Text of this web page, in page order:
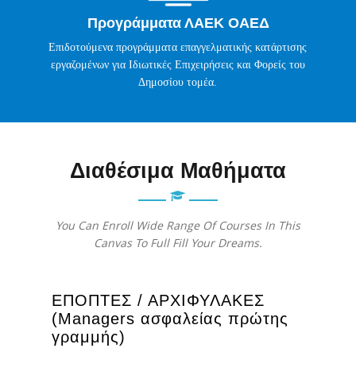
Προγράμματα ΛΑΕΚ ΟΑΕΔ
Επιδοτούμενα προγράμματα επαγγελματικής κατάρτισης
εργαζομένων για Ιδιωτικές Επιχειρήσεις και Φορείς του
Δημοσίου τομέα.
Διαθέσιμα Μαθήματα
You Can Enroll Wide Range Of Courses In This
Canvas To Full Fill Your Dreams.
ΕΠΟΠΤΕΣ / ΑΡΧΙΦΥΛΑΚΕΣ
(Managers ασφαλείας πρώτης
γραμμής)